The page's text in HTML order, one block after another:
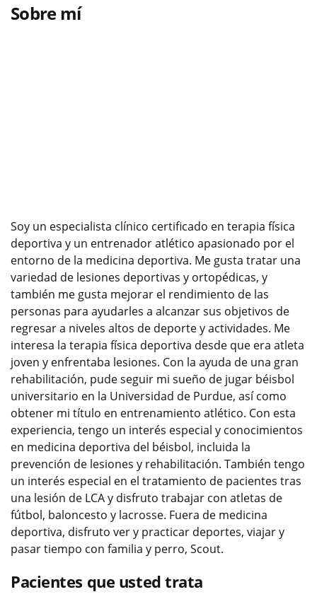
Sobre mí
Soy un especialista clínico certificado en terapia física
deportiva y un entrenador atlético apasionado por el
entorno de la medicina deportiva. Me gusta tratar una
variedad de lesiones deportivas y ortopédicas, y
también me gusta mejorar el rendimiento de las
personas para ayudarles a alcanzar sus objetivos de
regresar a niveles altos de deporte y actividades. Me
interesa la terapia física deportiva desde que era atleta
joven y enfrentaba lesiones. Con la ayuda de una gran
rehabilitación, pude seguir mi sueño de jugar béisbol
universitario en la Universidad de Purdue, así como
obtener mi título en entrenamiento atlético. Con esta
experiencia, tengo un interés especial y conocimientos
en medicina deportiva del béisbol, incluida la
prevención de lesiones y rehabilitación. También tengo
un interés especial en el tratamiento de pacientes tras
una lesión de LCA y disfruto trabajar con atletas de
fútbol, baloncesto y lacrosse. Fuera de medicina
deportiva, disfruto ver y practicar deportes, viajar y
pasar tiempo con familia y perro, Scout.
Pacientes que usted trata